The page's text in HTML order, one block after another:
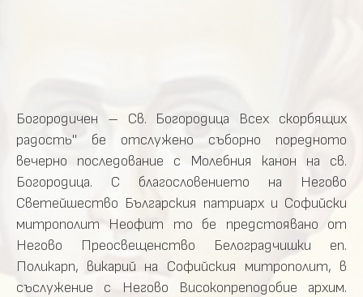
Богородичен – Св. Богородица Всех скорбящих
радость" бе отслужено съборно поредното
вечерно последование с Молебния канон на св.
Богородица. С благословението на Негово
Светейшество Българския патриарх и Софийски
митрополит Неофит то бе предстоявано от
Негово Преосвещенство Белоградчишки еп.
Поликарп, викарий на Софийския митрополит, в
съслужение с Негово Високопреподобие архим.